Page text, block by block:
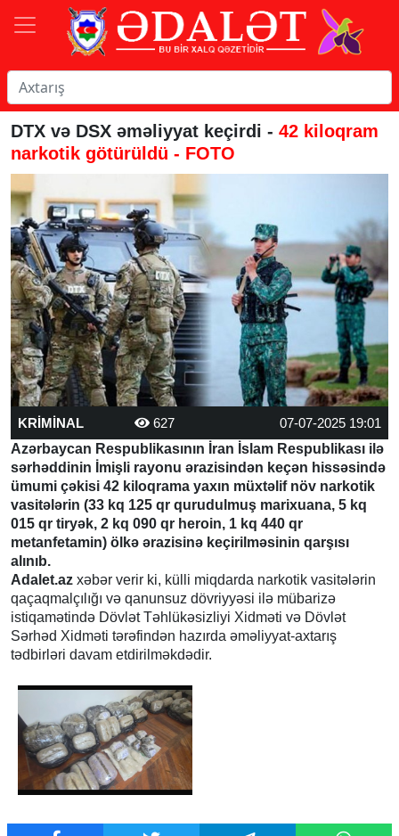
DTX və DSX əməliyyat keçirdi - 42 kiloqram
narkotik götürüldü - FOTO
KRİMİNAL 627
07-07-2025 19:01
Azərbaycan Respublikasının İran İslam Respublikası ilə
sərhəddinin İmişli rayonu ərazisindən keçən hissəsində
ümumi çəkisi 42 kiloqrama yaxın müxtəlif növ narkotik
vasitələrin (33 kq 125 qr qurudulmuş marixuana, 5 kq
015 qr tiryək, 2 kq 090 qr heroin, 1 kq 440 qr
metanfetamin) ölkə ərazisinə keçirilməsinin qarşısı
alınıb.
Adalet.az xəbər verir ki, külli miqdarda narkotik vasitələrin
qaçaqmalçılığı və qanunsuz dövriyyəsi ilə mübarizə
istiqamətində Dövlət Təhlükəsizliyi Xidməti və Dövlət
Sərhəd Xidməti tərəfindən hazırda əməliyyat-axtarış
tədbirləri davam etdirilməkdədir.